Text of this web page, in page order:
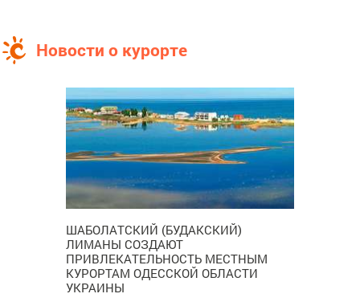
Новости о курорте
ШАБОЛАТСКИЙ (БУДАКСКИЙ)
ЛИМАНЫ СОЗДАЮТ
ПРИВЛЕКАТЕЛЬНОСТЬ МЕСТНЫМ
КУРОРТАМ ОДЕССКОЙ ОБЛАСТИ
УКРАИНЫ